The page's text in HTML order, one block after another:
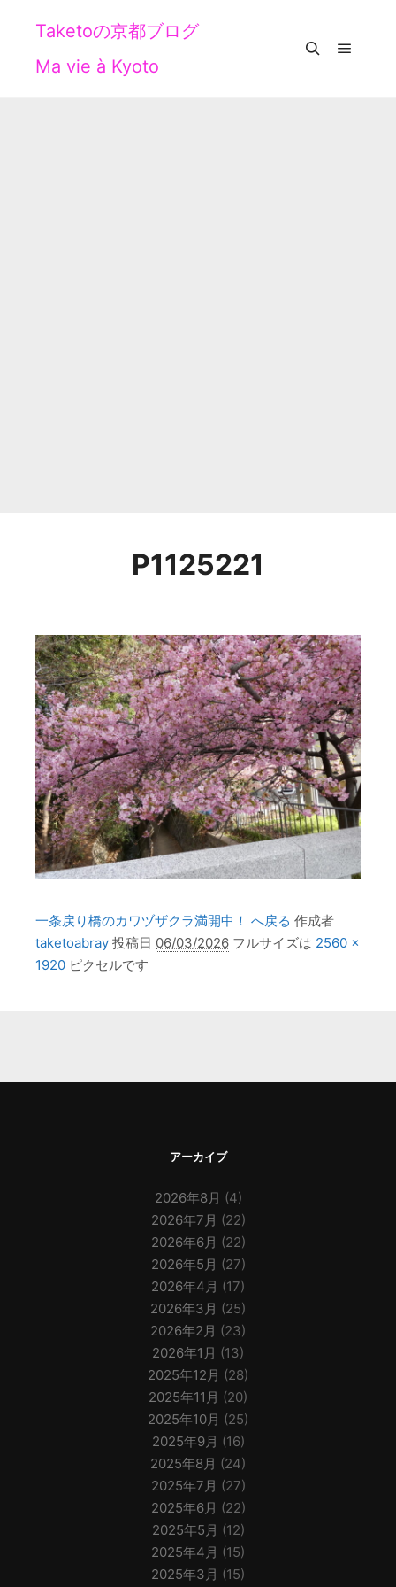
Taketoの京都ブログ
Ma vie à Kyoto
P1125221
一条戻り橋のカワヅザクラ満開中！ へ戻る 作成者
taketoabray 投稿日 06/03/2026 フルサイズは 2560 ×
1920 ピクセルです
アーカイブ
2026年8月 (4)
2026年7月 (22)
2026年6月 (22)
2026年5月 (27)
2026年4月 (17)
2026年3月 (25)
2026年2月 (23)
2026年1月 (13)
2025年12月 (28)
2025年11月 (20)
2025年10月 (25)
2025年9月 (16)
2025年8月 (24)
2025年7月 (27)
2025年6月 (22)
2025年5月 (12)
2025年4月 (15)
2025年3月 (15)